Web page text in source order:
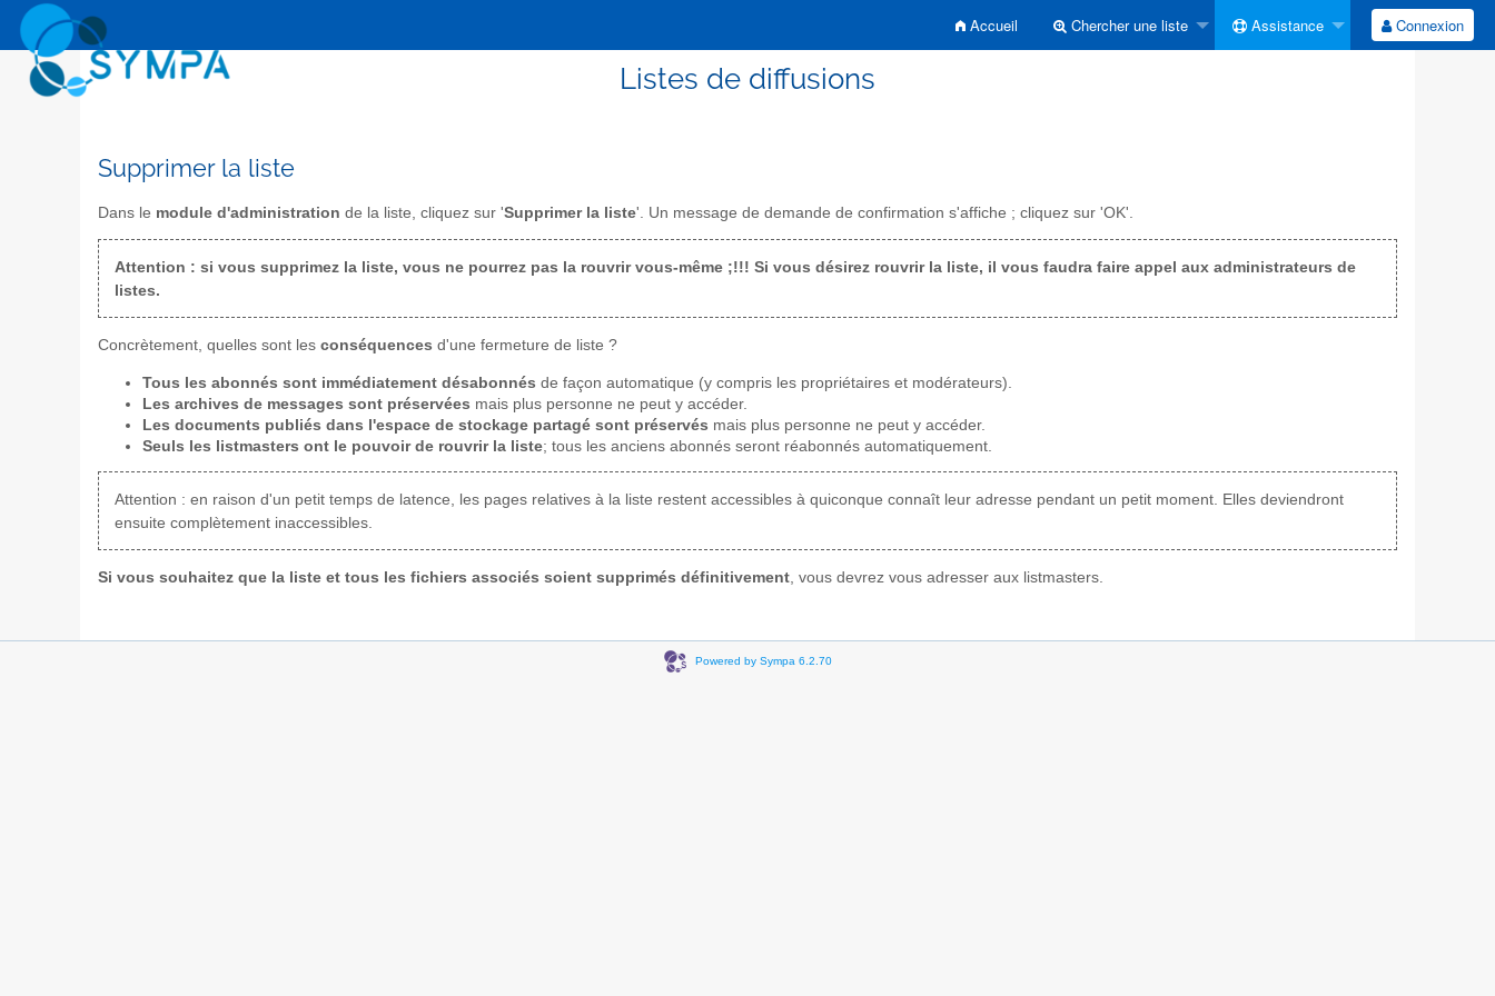
Accueil Chercher une liste Assistance Connexion
Listes de diffusions
Supprimer la liste
Dans le module d'administration de la liste, cliquez sur 'Supprimer la liste'. Un message de demande de confirmation s'affiche ; cliquez sur 'OK'.
Attention : si vous supprimez la liste, vous ne pourrez pas la rouvrir vous-même ;!!! Si vous désirez rouvrir la liste, il vous faudra faire appel aux administrateurs de
listes.
Concrètement, quelles sont les conséquences d'une fermeture de liste ?
Tous les abonnés sont immédiatement désabonnés de façon automatique (y compris les propriétaires et modérateurs).
Les archives de messages sont préservées mais plus personne ne peut y accéder.
Les documents publiés dans l'espace de stockage partagé sont préservés mais plus personne ne peut y accéder.
Seuls les listmasters ont le pouvoir de rouvrir la liste; tous les anciens abonnés seront réabonnés automatiquement.
Attention : en raison d'un petit temps de latence, les pages relatives à la liste restent accessibles à quiconque connaît leur adresse pendant un petit moment. Elles deviendront
ensuite complètement inaccessibles.
Si vous souhaitez que la liste et tous les fichiers associés soient supprimés définitivement , vous devrez vous adresser aux listmasters.
Powered by Sympa 6.2.70